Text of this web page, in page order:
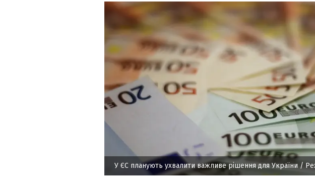
У ЄС планують ухвалити важливе рішення для України /